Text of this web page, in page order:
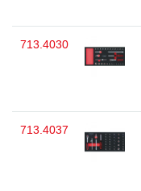
713.4030
713.4037